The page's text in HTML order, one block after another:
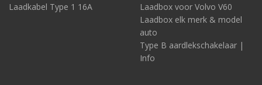
Laadkabel Type 1 16A
Laadbox voor Volvo V60
Laadbox elk merk & model
auto
Type B aardlekschakelaar |
Info